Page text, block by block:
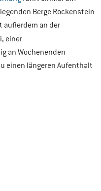
Berge Rockenstein
außerdem an der
einer
an Wochenenden
einen längeren Aufenthalt